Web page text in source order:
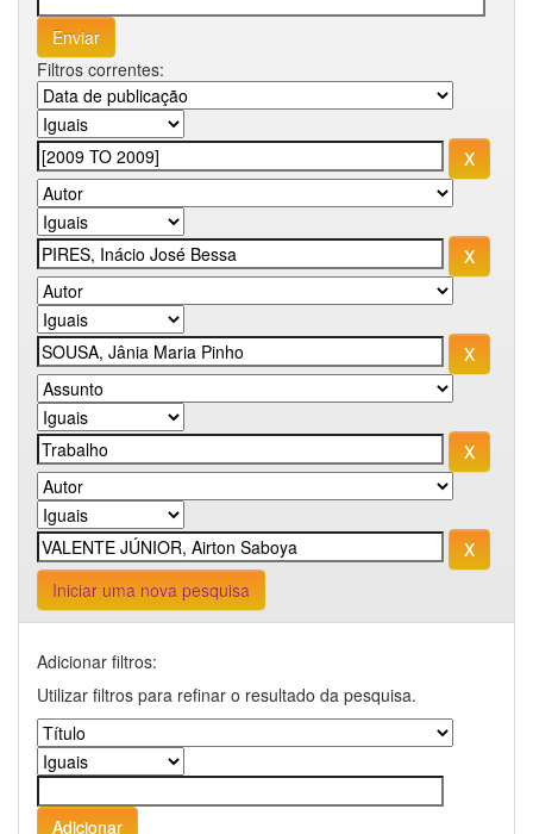
Filtros correntes:
Iniciar uma nova pesquisa
Adicionar filtros:
Utilizar filtros para refinar o resultado da pesquisa.